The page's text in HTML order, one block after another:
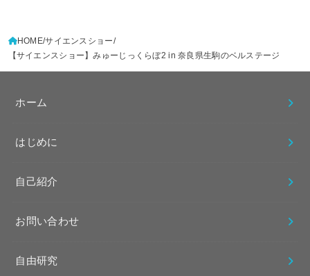
HOME サイエンスショー
【サイエンスショー】みゅーじっくらぼ2 in 奈良県生駒のベルステージ
ホーム
はじめに
自己紹介
お問い合わせ
自由研究